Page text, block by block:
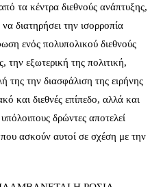
τα κέντρα διεθνούς ανάπτυξης,
διατηρήσει την ισορροπία
ενός πολυπολικού διεθνούς
εξωτερική της πολιτική,
της την διασφάλιση της ειρήνης
και διεθνές επίπεδο, αλλά και
δρώντες αποτελεί
ασκούν αυτοί σε σχέση με την